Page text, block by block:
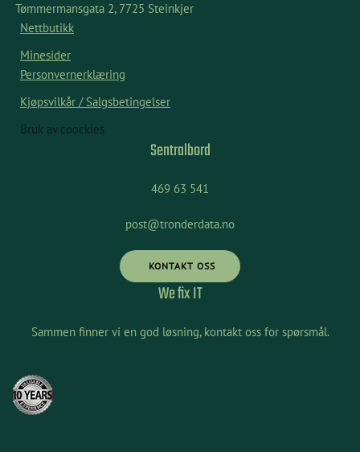
Tømmermansgata 2, 7725 Steinkjer
Nettbutikk
Minesider
Personvernerklæring
Kjøpsvilkår / Salgsbetingelser
Bruk av coockies
Sentralbord
469 63 541
post@tronderdata.no
KONTAKT OSS
We fix IT
Sammen finner vi en god løsning, kontakt oss for spørsmål.